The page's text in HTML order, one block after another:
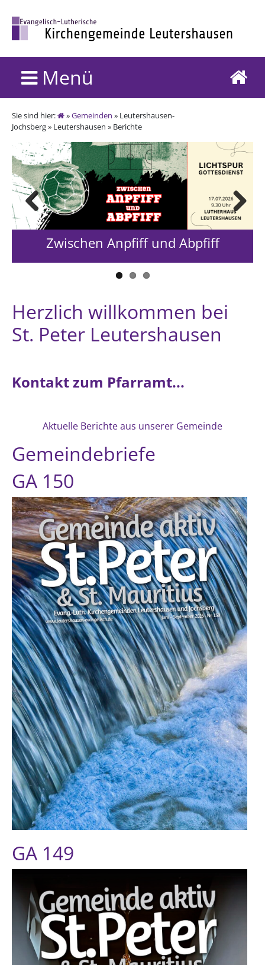
Menü
Sie sind hier: »Gemeinden » Leutershausen-
Jochsberg » Leutershausen » Berichte
Zwischen Anpfiff und Abpfiff
Previous Next
Herzlich willkommen bei
St. Peter Leutershausen
Kontakt zum Pfarramt...
Aktuelle Berichte aus unserer Gemeinde
Gemeindebriefe
GA 150
GA 149